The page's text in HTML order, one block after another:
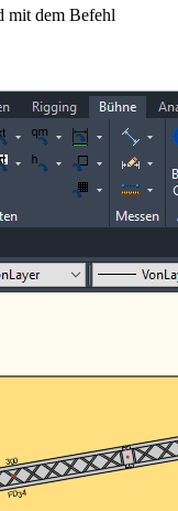
mit dem Befehl